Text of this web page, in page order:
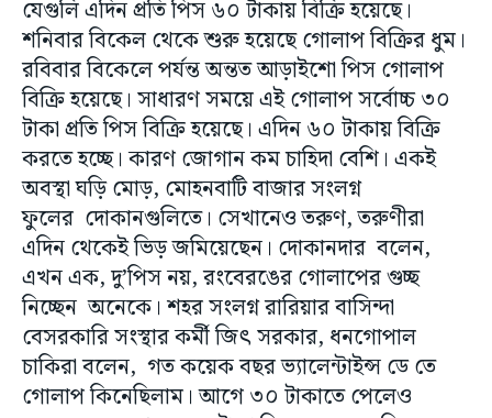
যেগুলি এদিন প্রতি পিস ৬০ টাকায় বিক্রি হয়েছে।
শনিবার বিকেল থেকে শুরু হয়েছে গোলাপ বিক্রির ধুম।
রবিবার বিকেলে পর্যন্ত অন্তত আড়াইশো পিস গোলাপ
বিক্রি হয়েছে। সাধারণ সময়ে এই গোলাপ সর্বোচ্চ ৩০
টাকা প্রতি পিস বিক্রি হয়েছে। এদিন ৬০ টাকায় বিক্রি
করতে হচ্ছে। কারণ জোগান কম চাহিদা বেশি। একই
অবস্থা ঘড়ি মোড়, মোহনবাটি বাজার সংলগ্ন
ফুলের দোকানগুলিতে। সেখানেও তরুণ, তরুণীরা
এদিন থেকেই ভিড় জমিয়েছেন। দোকানদার বলেন,
এখন এক, দু’পিস নয়, রংবেরঙের গোলাপের গুচ্ছ
নিচ্ছেন অনেকে। শহর সংলগ্ন রারিয়ার বাসিন্দা
বেসরকারি সংস্থার কর্মী জিৎ সরকার, ধনগোপাল
চাকিরা বলেন, গত কয়েক বছর ভ্যালেন্টাইন্স ডে তে
গোলাপ কিনেছিলাম। আগে ৩০ টাকাতে পেলেও